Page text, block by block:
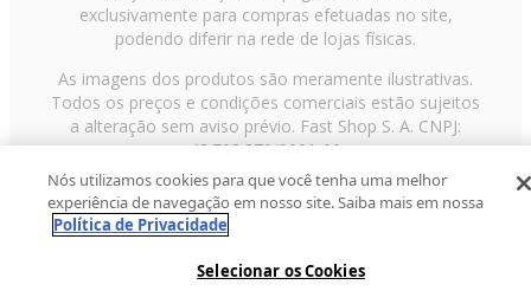
exclusivamente para compras efetuadas no site,
podendo diferir na rede de lojas físicas.
As imagens dos produtos são meramente ilustrativas.
Todos os preços e condições comerciais estão sujeitos
a alteração sem aviso prévio. Fast Shop S. A. CNPJ:
43.708.379/0001-00
Avenida Zaki Narchi, nº 1650, sobreloja, Carandiru, São
Paulo/SP, CEP 02029-001, Telefone: 11 3003-3728 ©
2013 Fast Shop - Todos os direitos reservados
Nós utilizamos cookies para que você tenha uma melhor
experiência de navegação em nosso site. Saiba mais em nossa
Política de Privacidade
Selecionar os Cookies